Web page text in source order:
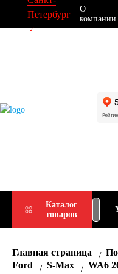
Петербург
О
компании
Каталог
товаров
Главная страница
Ford
S-Max WA6